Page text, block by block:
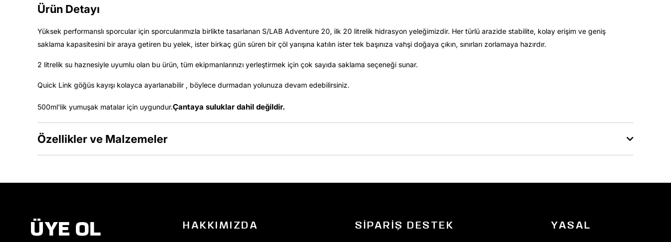
Ürün Detayı
Yüksek performanslı sporcular için sporcularımızla birlikte tasarlanan S/LAB Adventure 20, ilk 20 litrelik hidrasyon yeleğimizdir. Her türlü arazide stabilite, kolay erişim ve geniş
saklama kapasitesini bir araya getiren bu yelek, ister birkaç gün süren bir çöl yarışına katılın ister tek başınıza vahşi doğaya çıkın, sınırları zorlamaya hazırdır.
2 litrelik su haznesiyle uyumlu olan bu ürün, tüm ekipmanlarınızı yerleştirmek için çok sayıda saklama seçeneği sunar.
Quick Link göğüs kayışı kolayca ayarlanabilir , böylece durmadan yolunuza devam edebilirsiniz.
500ml'lik yumuşak matalar için uygundur.Çantaya suluklar dahil değildir.
Özellikler ve Malzemeler
ÜYE OL HAKKIMIZDA SIPARIŞ DESTEK YASAL